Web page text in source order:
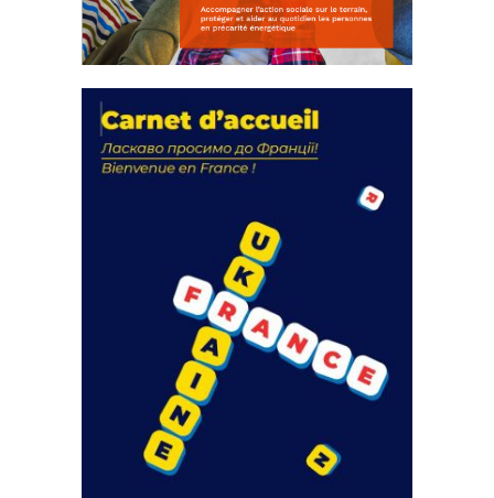
actions
18 septembre 2023
FEUILLETER